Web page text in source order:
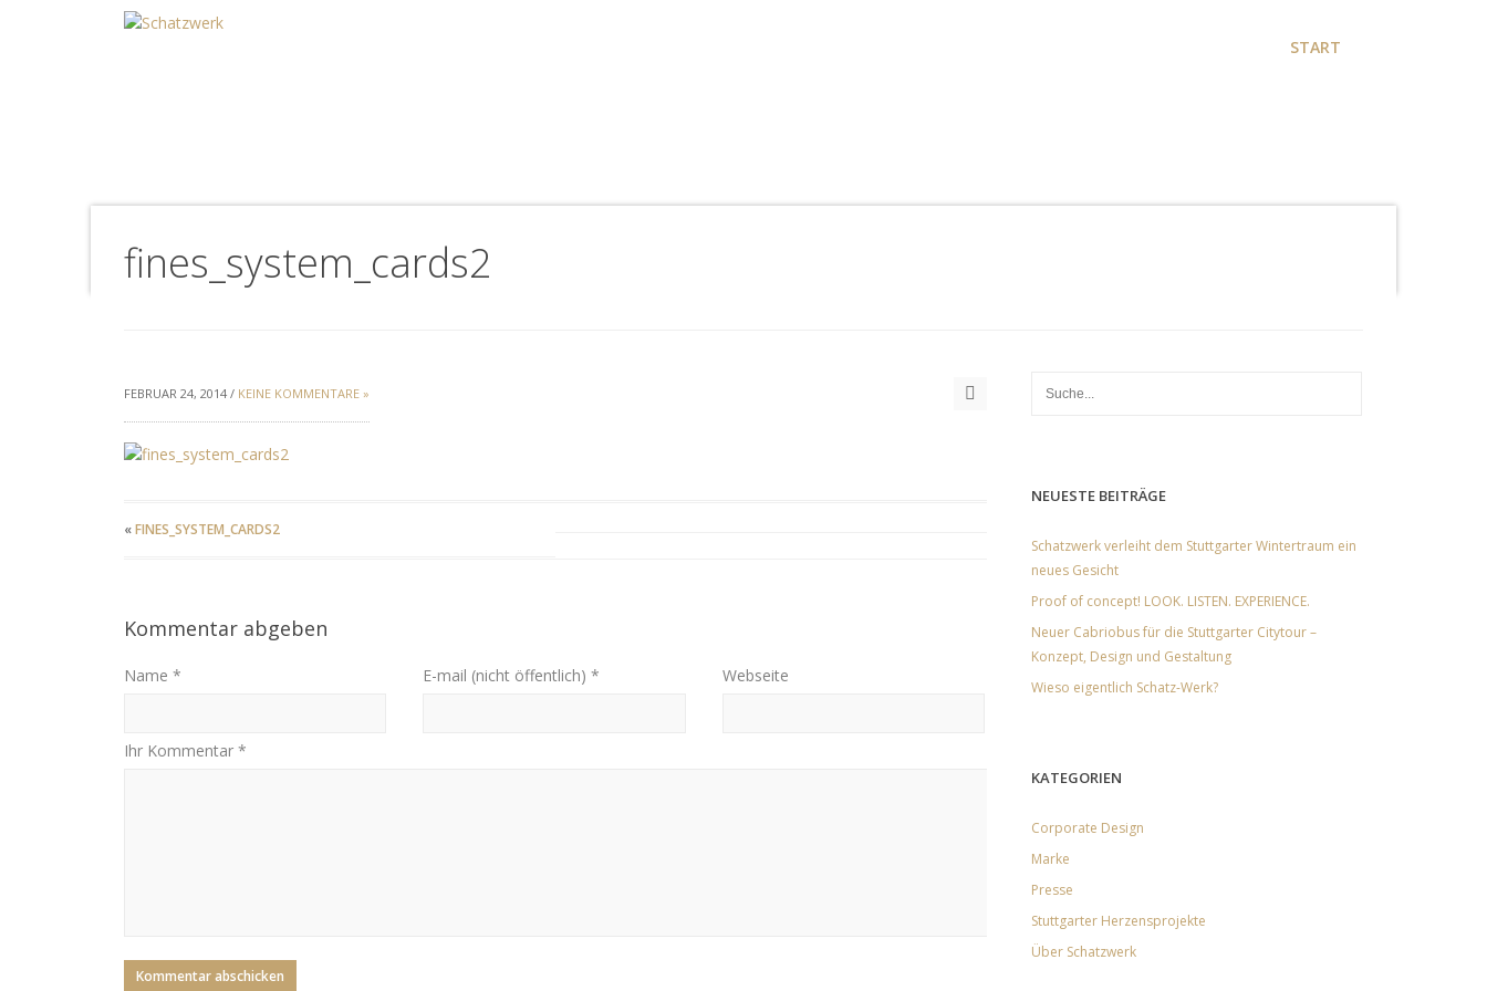
START
fines_system_cards2
FEBRUAR 24, 2014 / KEINE KOMMENTARE »
«FINES_SYSTEM_CARDS2
Kommentar abgeben
Name * E-mail (nicht öffentlich) * Webseite
Ihr Kommentar *
NEUESTE BEITRÄGE
Schatzwerk verleiht dem Stuttgarter Wintertraum ein
neues Gesicht
Proof of concept! LOOK. LISTEN. EXPERIENCE.
Neuer Cabriobus für die Stuttgarter Citytour –
Konzept, Design und Gestaltung
Wieso eigentlich Schatz-Werk?
KATEGORIEN
Corporate Design
Marke
Presse
Stuttgarter Herzensprojekte
Über Schatzwerk